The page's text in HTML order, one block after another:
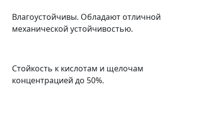
Влагоустойчивы. Обладают отличной
механической устойчивостью.
Стойкость к кислотам и щелочам
концентрацией до 50%.